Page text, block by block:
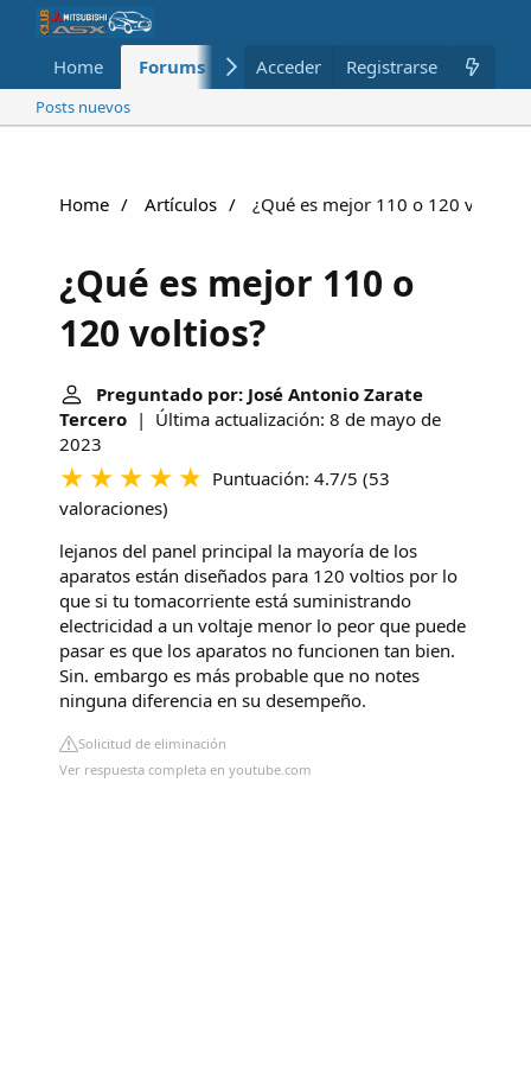
Home Forums Nuevo Miembros
Acceder Registrarse
Posts nuevos
Home Artículos ¿Qué es mejor 110 o 120 voltios?
¿Qué es mejor 110 o
120 voltios?
Preguntado por: José Antonio Zarate
Tercero | Última actualización: 8 de mayo de
2023
Puntuación: 4.7/5 (53
valoraciones)
lejanos del panel principal la mayoría de los
aparatos están diseñados para 120 voltios por lo
que si tu tomacorriente está suministrando
electricidad a un voltaje menor lo peor que puede
pasar es que los aparatos no funcionen tan bien.
Sin. embargo es más probable que no notes
ninguna diferencia en su desempeño.
Solicitud de eliminación
Ver respuesta completa en youtube.com